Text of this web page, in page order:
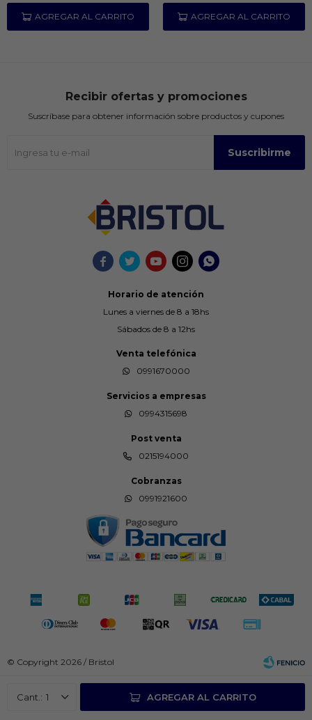
1 AGREGAR AL CARRITO
    
Horario de atención
Lunes a viernes de 8 a 18hs
Sábados de 8 a 12hs
Venta telefónica
0991670000
Servicios a empresas
0994315698
Post venta
0215194000
Cobranzas
0991921600
Recibir ofertas y promociones
Suscríbase para obtener información sobre productos y cupones
Suscribirme
© Copyright 2026 / Bristol